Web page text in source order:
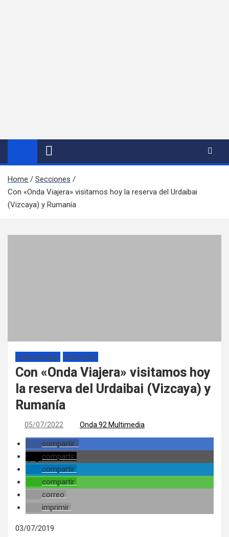
Home
Secciones
Con «Onda Viajera» visitamos hoy la reserva del Urdaibai
(Vizcaya) y Rumanía
ONDA VIAJERA SECCIONES
Con «Onda Viajera» visitamos hoy
la reserva del Urdaibai (Vizcaya) y
Rumanía
05/07/2022 Onda 92 Multimedia
compartir
compartir
compartir
compartir
correo
imprimir
03/07/2019